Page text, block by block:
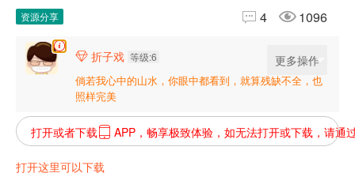
资源分享  4 1096
 折子戏 等级:6
倘若我心中的山水，你眼中都看到，就算残缺不全，也
照样完美
更多操作
打开或者下载 APP，畅享极致体验，如无法打开或下载，请通
打开这里可以下载